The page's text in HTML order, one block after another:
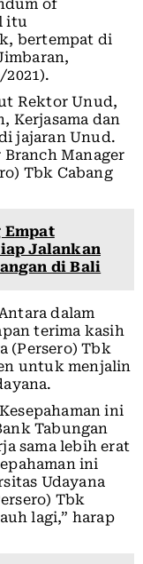
of
itu
bertempat di
Rektor Unud,
Kerjasama dan
jajaran Unud.
Manager
Tbk Cabang
Empat
Jalankan
di Bali
dalam
terima kasih
(Persero) Tbk
untuk menjalin
ini
Tabungan
sama lebih erat
ini
Udayana
Tbk
lagi,” harap